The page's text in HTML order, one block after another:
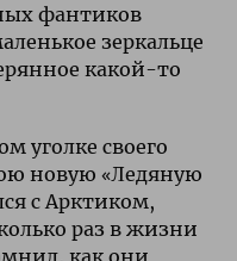
фантиков
зеркальце
какой-то
уголке своего
новую «Ледяную
с Арктиком,
раз в жизни
как они